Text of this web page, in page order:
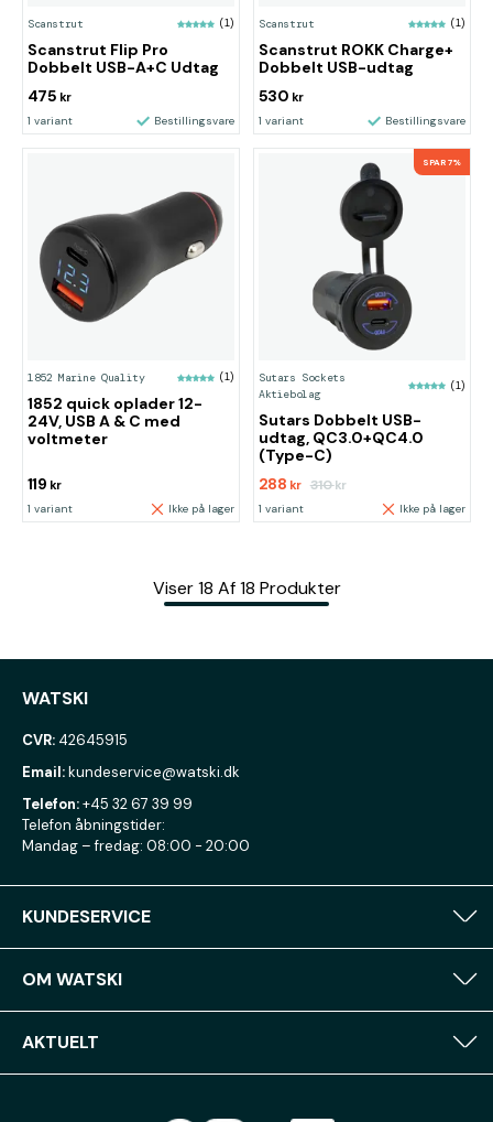
Scanstrut (1)
Scanstrut Flip Pro
Dobbelt USB-A+C Udtag
475 kr
1 variant Bestillingsvare
Scanstrut (1)
Scanstrut ROKK Charge+
Dobbelt USB-udtag
530 kr
1 variant Bestillingsvare
1852 Marine Quality (1)
1852 quick oplader 12-
24V, USB A & C med
voltmeter
119 kr
1 variant Ikke på lager
SPAR 7%
Sutars Sockets
Aktiebolag
(1)
Sutars Dobbelt USB-
udtag, QC3.0+QC4.0
(Type-C)
288 kr 310kr
1 variant Ikke på lager
Viser 18 Af 18 Produkter
WATSKI
CVR: 42645915
Email:kundeservice@watski.dk
Telefon:+45 32 67 39 99
Telefon åbningstider:
Mandag – fredag: 08:00 - 20:00
KUNDESERVICE
OM WATSKI
AKTUELT